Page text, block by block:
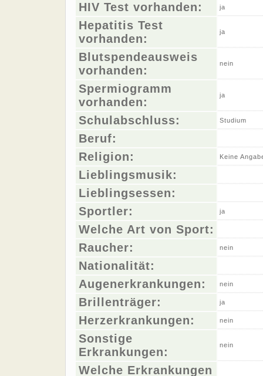
HIV Test vorhanden: ja
Hepatitis Test
vorhanden:
ja
Blutspendeausweis
vorhanden:
nein
Spermiogramm
vorhanden:
ja
Schulabschluss: Studium
Beruf:
Religion:
Keine
Lieblingsmusik:
Lieblingsessen:
Sportler:
ja
Welche Art von Sport:
Raucher:
nein
Nationalität:
Augenerkrankungen:
nein
Brillenträger: ja
Herzerkrankungen: nein
Sonstige
Erkrankungen:
nein
Welche Erkrankungen